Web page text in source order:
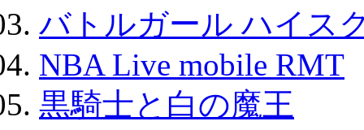
バトルガール ハイス
NBA Live mobile RMT
黒騎士と白の魔王